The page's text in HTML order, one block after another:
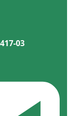
03